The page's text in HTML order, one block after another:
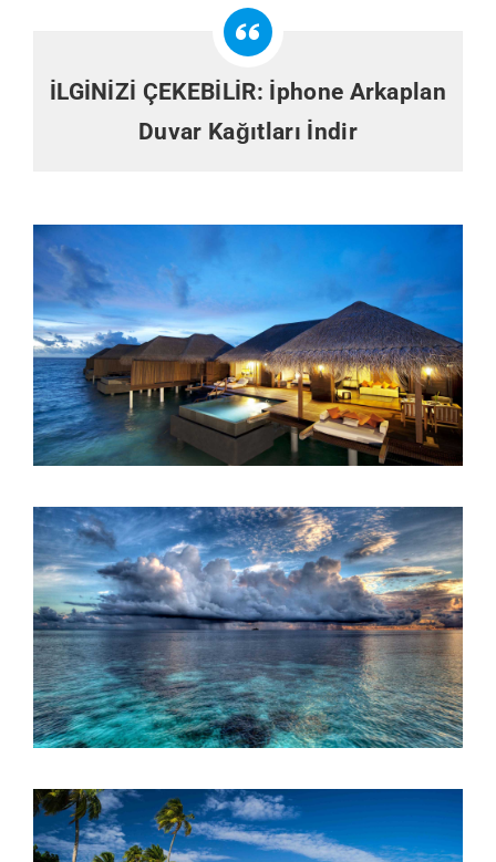
İLGİNİZİ ÇEKEBİLİR: İphone Arkaplan
Duvar Kağıtları İndir